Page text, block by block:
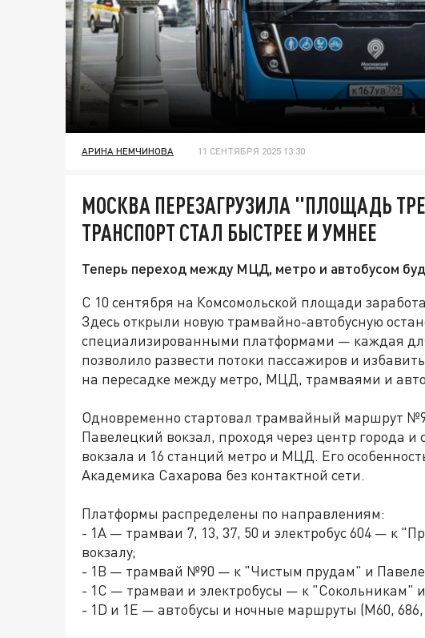
АРИНА НЕМЧИНОВА 11 СЕНТЯБРЯ 2025 13:30
МОСКВА ПЕРЕЗАГРУЗИЛА "ПЛОЩАДЬ
ТРАНСПОРТ СТАЛ БЫСТРЕЕ И УМНЕЕ
Теперь переход между МЦД, метро и автобусом
С 10 сентября на Комсомольской площади
Здесь открыли новую трамвайно-автобусную
специализированными платформами — каждая
позволило развести потоки пассажиров и
на пересадке между метро, МЦД, трамваями и
Одновременно стартовал трамвайный маршрут
Павелецкий вокзал, проходя через центр города
вокзала и 16 станций метро и МЦД. Его
Академика Сахарова без контактной сети.
Платформы распределены по направлениям:
- 1A — трамваи 7, 13, 37, 50 и электробус 604 — к
вокзалу;
- 1B — трамвай №90 — к "Чистым прудам" и
- 1C — трамваи и электробусы — к "Сокольникам"
- 1D и 1E — автобусы и ночные маршруты (М60, 686,